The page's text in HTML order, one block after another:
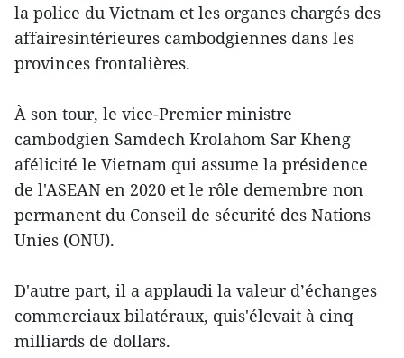
la police du Vietnam et les organes chargés des
affairesintérieures cambodgiennes dans les
provinces frontalières.
À son tour, le vice-Premier ministre
cambodgien Samdech Krolahom Sar Kheng
afélicité le Vietnam qui assume la présidence
de l'ASEAN en 2020 et le rôle demembre non
permanent du Conseil de sécurité des Nations
Unies (ONU).
D'autre part, il a applaudi la valeur d’échanges
commerciaux bilatéraux, quis'élevait à cinq
milliards de dollars.